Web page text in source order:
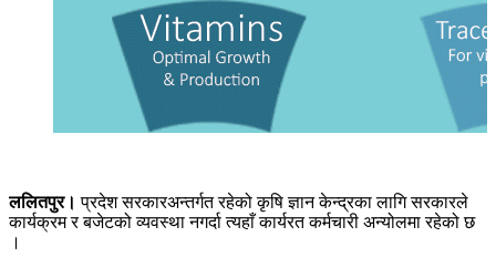
ललितपुर। प्रदेश सरकारअन्तर्गत रहेको कृषि ज्ञान केन्द्रका लागि सरकारले
कार्यक्रम र बजेटको व्यवस्था नगर्दा त्यहाँ कार्यरत कर्मचारी अन्योलमा रहेको छ
।